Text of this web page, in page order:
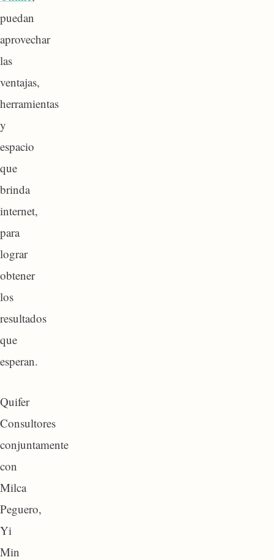
puedan
aprovechar
las
ventajas,
herramientas
y
espacio
que
brinda
internet,
para
lograr
obtener
los
resultados
que
esperan.
Quifer
Consultores
conjuntamente
con
Milca
Peguero,
Yi
Min